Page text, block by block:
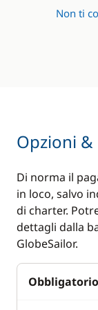
Non ti
Opzioni &
Di norma il
in loco, salvo
di charter.
dettagli dalla
GlobeSailor.
Obbligatorio